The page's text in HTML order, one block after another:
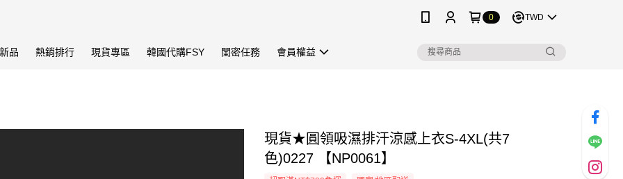
0 TWD
品 熱銷排行 現貨專區 韓國代購FSY 閨密任務 會員權益
現貨★圓領吸濕排汗涼感上衣S-4XL(共7
色)0227 【NP0061】